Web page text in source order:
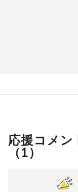
応援コメン
（1）